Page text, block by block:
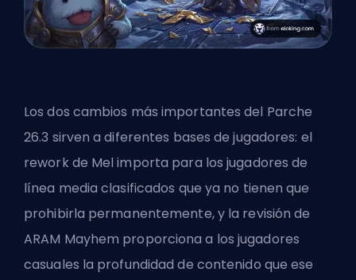
Los dos cambios más importantes del Parche
26.3 sirven a diferentes bases de jugadores: el
rework de Mel importa para los jugadores de
línea media clasificados que ya no tienen que
prohibirla permanentemente, y la revisión de
ARAM Mayhem proporciona a los jugadores
casuales la profundidad de contenido que ese